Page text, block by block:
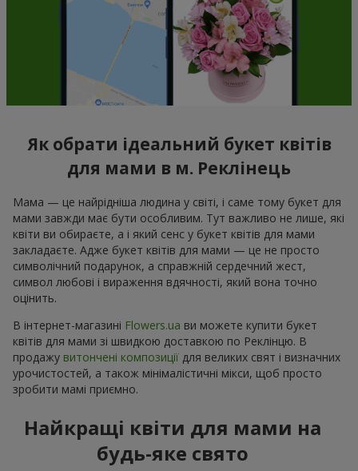
Як обрати ідеальний букет квітів
для мами в м. Реклінець
Мама — це найрідніша людина у світі, і саме тому букет для
мами завжди має бути особливим. Тут важливо не лише, які
квіти ви обираєте, а і який сенс у букет квітів для мами
закладаєте. Адже букет квітів для мами — це не просто
символічний подарунок, а справжній сердечний жест,
символ любові і вираження вдячності, який вона точно
оцінить.
В інтернет-магазині Flowers.ua ви можете купити букет
квітів для мами зі швидкою доставкою по Реклінцю. В
продажу витончені композиції для великих свят і визначних
урочистостей, а також мінімалістичні мікси, щоб просто
зробити мамі приємно.
Найкращі квіти для мами на
будь-яке свято